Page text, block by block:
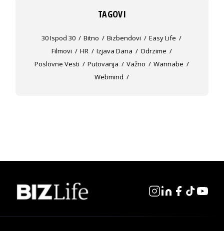
TAGOVI
30 Ispod 30 Bitno Bizbendovi
Easy Life
Filmovi
HR Izjava Dana
Odrzime
Poslovne Vesti
Putovanja Važno
Wannabe
Webmind